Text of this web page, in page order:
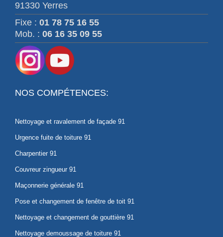
91330 Yerres
Fixe : 01 78 75 16 55
Mob. : 06 16 35 09 55
NOS COMPÉTENCES:
Nettoyage et ravalement de façade 91
Urgence fuite de toiture 91
Charpentier 91
Couvreur zingueur 91
Maçonnerie générale 91
Pose et changement de fenêtre de toit 91
Nettoyage et changement de gouttière 91
Nettoyage demoussage de toiture 91